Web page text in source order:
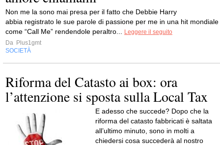
Non me la sono mai presa per il fatto che Debbie Harry
abbia registrato le sue parole di passione per me in una hit mondiale
come “Call Me” rendendole peraltro...
Leggere il seguito
Da Plus1gmt
SOCIETÀ
Riforma del Catasto ai box: ora
l’attenzione si sposta sulla Local Tax
E adesso che succede? Dopo che la
riforma del catasto fabbricati è saltata
all’ultimo minuto, sono in molti a
chiedersi cosa succederà al nostro